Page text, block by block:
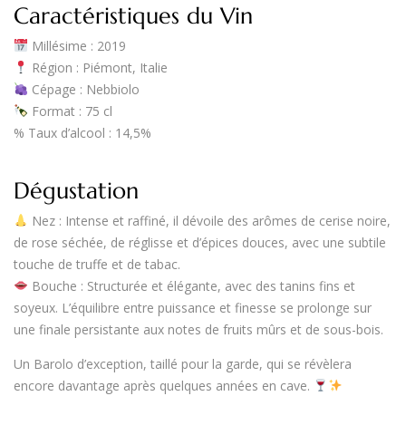
Caractéristiques du Vin
Millésime : 2019
Région : Piémont, Italie
Cépage : Nebbiolo
Format: 75 cl
% Taux d’alcool : 14,5%
Dégustation
Nez: Intense et raffiné, il dévoile des arômes de cerise noire,
de rose séchée, de réglisse et d’épices douces, avec une subtile
touche de truffe et de tabac.
Bouche : Structurée et élégante, avec des tanins fins et
soyeux. L’équilibre entre puissance et finesse se prolonge sur
une finale persistante aux notes de fruits mûrs et de sous-bois.
Un Barolo d’exception, taillé pour la garde, qui se révèlera
encore davantage après quelques années en cave.